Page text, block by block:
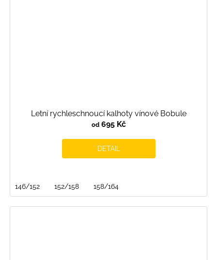
Letní rychleschnoucí kalhoty vínové Bobule
od695 Kč
DETAIL
146/152 152/158 158/164